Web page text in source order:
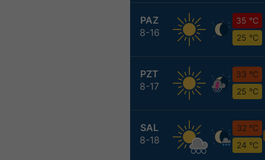
PAZ
8-16
35 °C
25 °C
PZT
8-17
33 °C
25 °C
SAL
8-18
32 °C
24 °C